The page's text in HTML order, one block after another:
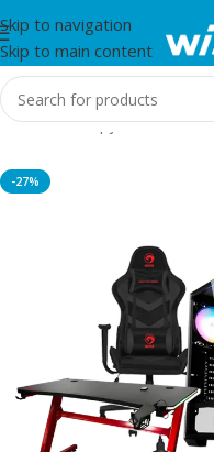
Skip to navigation
Skip to main content
Home/Kompjuter
-27%